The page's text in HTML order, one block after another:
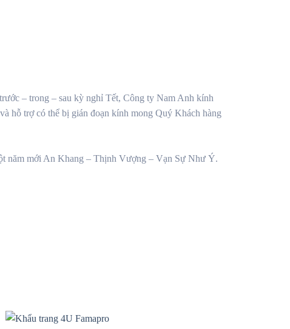
– trong – sau kỳ nghỉ Tết, Công ty Nam Anh kính
hỗ trợ có thể bị gián đoạn kính mong Quý Khách hàng
năm mới An Khang – Thịnh Vượng – Vạn Sự Như Ý.